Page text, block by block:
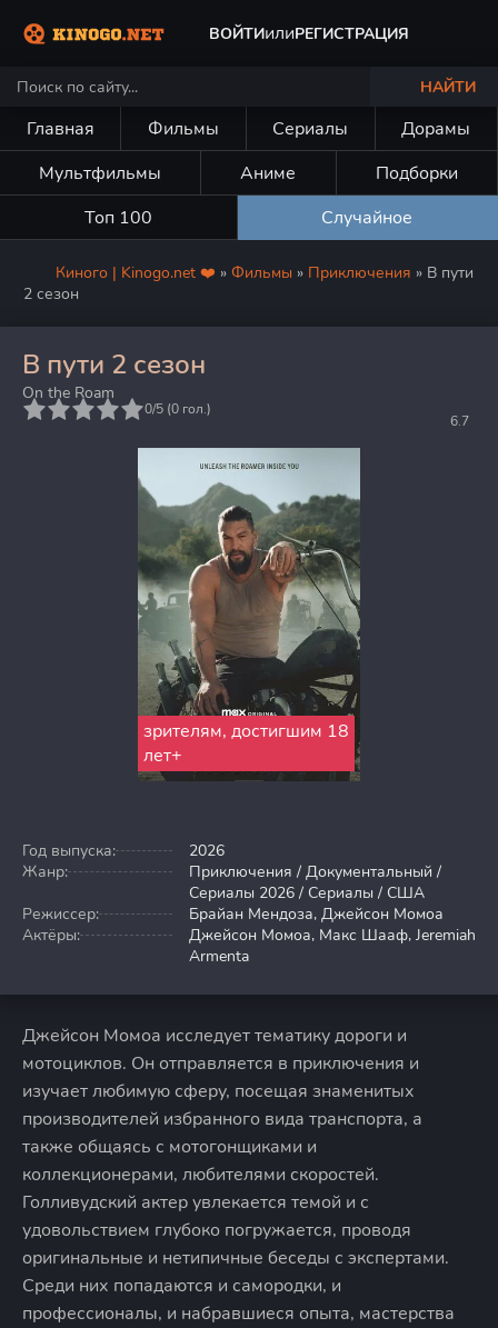
ВОЙТИилиРЕГИСТРАЦИЯ
НАЙТИ
Главная Фильмы Сериалы
Дорамы
Мультфильмы
Аниме
Подборки
Топ 100
Случайное
Киного | Kinogo.net ❤️ » Фильмы » Приключения » В пути
2 сезон
В пути 2 сезон
On the Roam
6.7
0/5 (0 гол.)
зрителям, достигшим 18
лет+
Год выпуска:
2026
Жанр:
Приключения / Документальный /
Сериалы 2026 / Сериалы / США
Режиссер:
Брайан Мендоза, Джейсон Момоа
Актёры:
Джейсон Момоа, Макс Шааф, Jeremiah
Armenta
Джейсон Момоа исследует тематику дороги и
мотоциклов. Он отправляется в приключения и
изучает любимую сферу, посещая знаменитых
производителей избранного вида транспорта, а
также общаясь с мотогонщиками и
коллекционерами, любителями скоростей.
Голливудский актер увлекается темой и с
удовольствием глубоко погружается, проводя
оригинальные и нетипичные беседы с экспертами.
Среди них попадаются и самородки, и
профессионалы, и набравшиеся опыта, мастерства